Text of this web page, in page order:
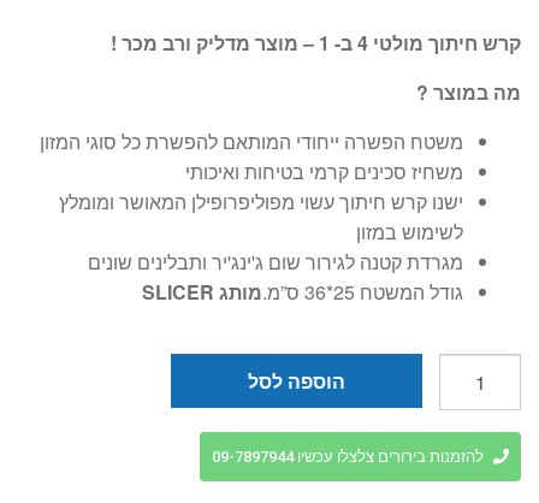
היה:
₪169.
הוא:קרש חיתוך מולטי 4 ב- 1 – מוצר מדליק ורב מכר !
מה במוצר ?
משטח הפשרה ייחודי המותאם להפשרת כל סוגי המזון
משחיז סכינים קרמי בטיחות ואיכותי
ישנו קרש חיתוך עשוי מפוליפרופילן המאושר ומומלץ
לשימוש במזון
מגרדת קטנה לגירור שום ג'ינג'יר ותבלינים שונים
גודל המשטח 25*36 ס”מ.
מותג SLICER
משטח
הפשרה
וחיתוך
הוספה לסל
להזמנות בירורים צלצלו עכשיו 09-7897944